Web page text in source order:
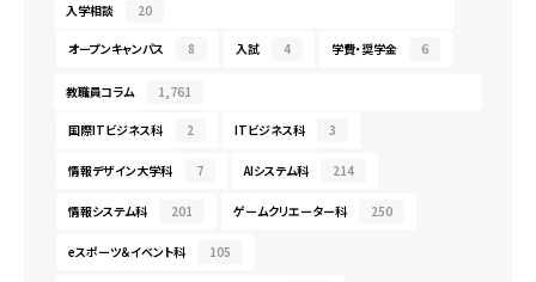
入学相談 20
オープンキャンパス 8 入試 4 学費・奨学金 6
教職員コラム 1,761
国際ITビジネス科 2 ITビジネス科 3
情報デザイン大学科 7 AIシステム科 214
情報システム科 201 ゲームクリエーター科 250
eスポーツ＆イベント科 105